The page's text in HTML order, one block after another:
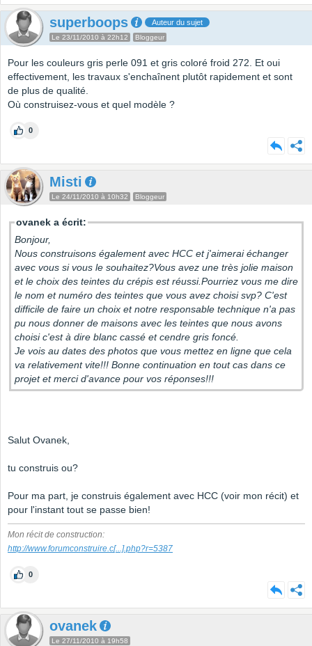
superboops Auteur du sujet
Le 23/11/2010 à 22h12 Bloggeur
Pour les couleurs gris perle 091 et gris coloré froid 272. Et oui
effectivement, les travaux s'enchaînent plutôt rapidement et sont
de plus de qualité.
Où construisez-vous et quel modèle ?
0
Misti
Le 24/11/2010 à 10h32 Bloggeur
ovanek a écrit:
Bonjour,
Nous construisons également avec HCC et j'aimerai échanger
avec vous si vous le souhaitez?Vous avez une très jolie maison
et le choix des teintes du crépis est réussi.Pourriez vous me dire
le nom et numéro des teintes que vous avez choisi svp? C'est
difficile de faire un choix et notre responsable technique n'a pas
pu nous donner de maisons avec les teintes que nous avons
choisi c'est à dire blanc cassé et cendre gris foncé.
Je vois au dates des photos que vous mettez en ligne que cela
va relativement vite!!! Bonne continuation en tout cas dans ce
projet et merci d'avance pour vos réponses!!!
Salut Ovanek,
tu construis ou?
Pour ma part, je construis également avec HCC (voir mon récit) et
pour l'instant tout se passe bien!
Mon récit de construction:
http://www.forumconstruire.c[...].php?r=5387
0
ovanek
Le 27/11/2010 à 19h58